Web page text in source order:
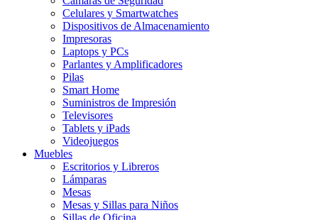
Celulares y Smartwatches
Dispositivos de Almacenamiento
Impresoras
Laptops y PCs
Parlantes y Amplificadores
Pilas
Smart Home
Suministros de Impresión
Televisores
Tablets y iPads
Videojuegos
Muebles
Escritorios y Libreros
Lámparas
Mesas
Mesas y Sillas para Niños
Sillas de Oficina